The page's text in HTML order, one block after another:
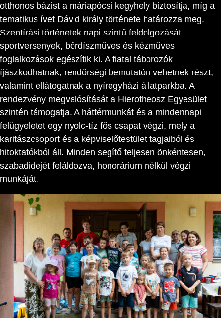
otthonos bázist a máriapócsi kegyhely biztosítja, míg a
tematikus ívet Dávid király története határozza meg.
Szentírási történetek napi szintű feldolgozását
sportversenyek, bőrdíszműves és kézműves
foglalkozások egészítik ki. A fiatal táborozók
íjászkodhatnak, rendőrségi bemutatón vehetnek részt,
valamint ellátogatnak a nyíregyházi állatparkba. A
rendezvény megvalósítását a Hierotheosz Egyesület
szintén támogatja. A háttérmunkát és a mindennapi
felügyeletet egy nyolc-tíz fős csapat végzi, mely a
karitászcsoport és a képviselőtestület tagjaiból és
hitoktatókból áll. Minden segítő teljesen önkéntesen,
szabadidejét feláldozva, honorárium nélkül végzi
munkáját.